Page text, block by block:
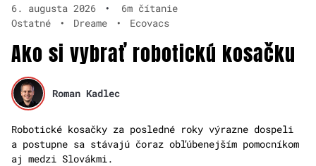
6. augusta 2026 •
6m čítanie
Ostatné
• Dreame • Ecovacs
Ako si vybrať robotickú kosačku
Roman Kadlec
Robotické kosačky za posledné roky výrazne dospeli
a postupne sa stávajú čoraz obľúbenejším pomocníkom
aj medzi Slovákmi.